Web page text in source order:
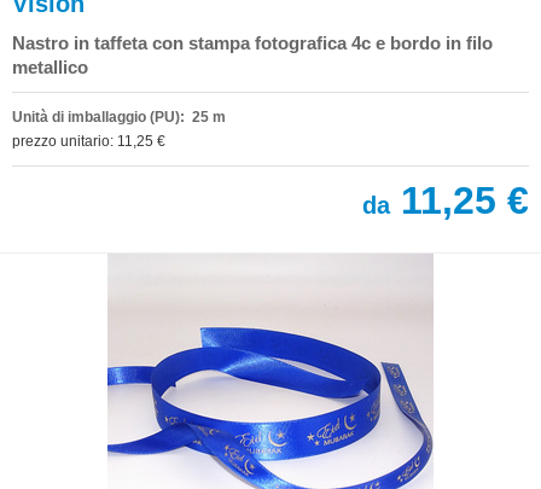
Nastro in taffeta con stampa fotografica 4c e bordo in filo
metallico
Unità di imballaggio (PU): 25 m
prezzo unitario: 11,25 €
da11,25 €